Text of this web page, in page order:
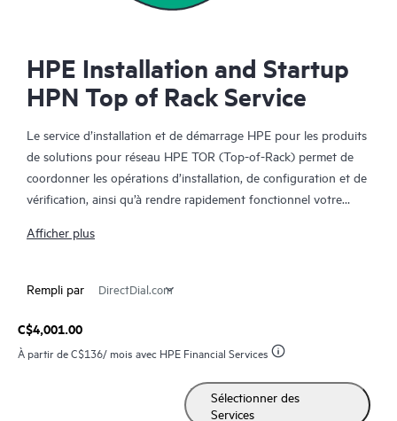
HPE Installation and Startup
HPN Top of Rack Service
Le service d’installation et de démarrage HPE pour les produits
de solutions pour réseau HPE TOR (Top-of-Rack) permet de
coordonner les opérations d’installation, de configuration et de
vérification, ainsi qu’à rendre rapidement fonctionnel votre
simplement à votre infrastructure réseau.
Ce service est disponible pour certains produits de
également une courte session de formation sur les fonctions du
produit installé.
La configuration du périphérique, les tests de vérification
finaux et la session de formation pour ce service sont fournis à
Afficher plus
Rempli par
C$4,001.00
À partir deC$136/ mois avec HPE Financial Services
Sélectionner des
Services